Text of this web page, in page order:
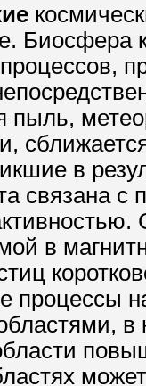
Биосфера
пыль,
в
связана с
в
процессы
в